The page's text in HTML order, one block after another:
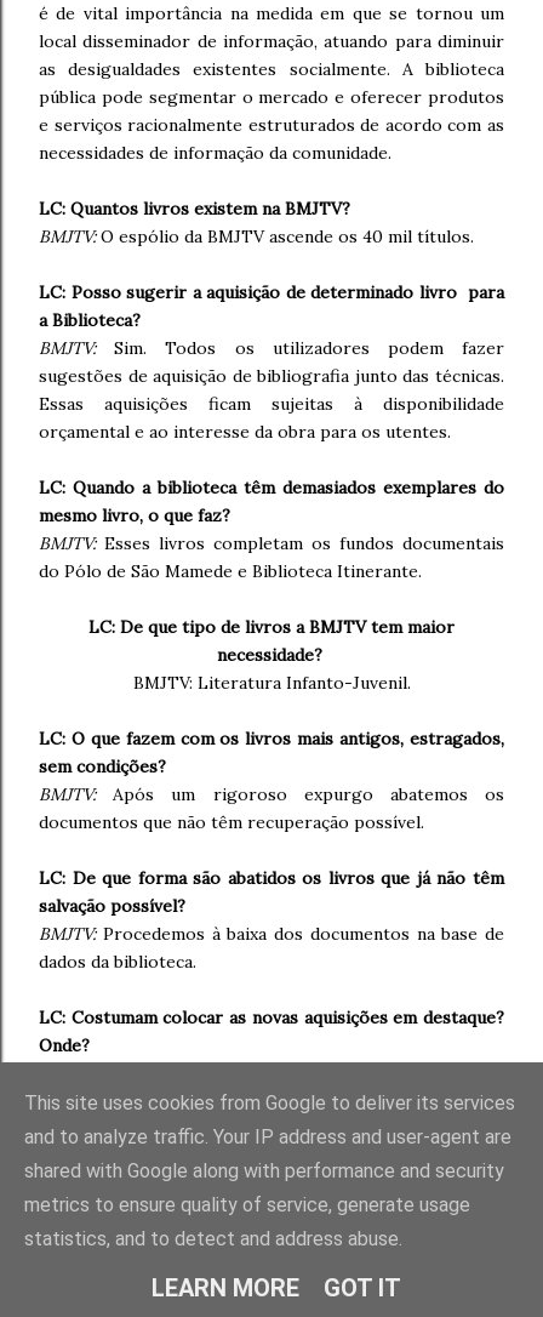
é de vital importância na medida em que se tornou um
local disseminador de informação, atuando para diminuir
as desigualdades existentes socialmente. A biblioteca
pública pode segmentar o mercado e oferecer produtos
e serviços racionalmente estruturados de acordo com as
necessidades de informação da comunidade.
LC: Quantos livros existem na BMJTV?
BMJTV:O espólio da BMJTV ascende os 40 mil títulos.
LC: Posso sugerir a aquisição de determinado livro para
a Biblioteca?
BMJTV:Sim. Todos os utilizadores podem fazer
sugestões de aquisição de bibliografia junto das técnicas.
Essas aquisições ficam sujeitas à disponibilidade
orçamental e ao interesse da obra para os utentes.
LC: Quando a biblioteca têm demasiados exemplares do
mesmo livro, o que faz?
BMJTV: Esses livros completam os fundos documentais
do Pólo de São Mamede e Biblioteca Itinerante.
LC: De que tipo de livros a BMJTV tem maior
necessidade?
BMJTV: Literatura Infanto-Juvenil.
LC: O que fazem com os livros mais antigos, estragados,
sem condições?
BMJTV:Após um rigoroso expurgo abatemos os
documentos que não têm recuperação possível.
LC: De que forma são abatidos os livros que já não têm
salvação possível?
BMJTV: Procedemos à baixa dos documentos na base de
dados da biblioteca.
LC: Costumam colocar as novas aquisições em destaque?
Onde?
efeito.
This site uses cookies from Google to deliver its services
and to analyze traffic. Your IP address and user-agent are
shared with Google along with performance and security
metrics to ensure quality of service, generate usage
statistics, and to detect and address abuse.
LEARN MORE GOT IT